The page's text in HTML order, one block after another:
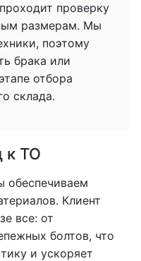
проверку
размерам. Мы
поэтому
брака или
отбора
склада.
к ТО
обеспечиваем
Клиент
все: от
болтов, что
и ускоряет